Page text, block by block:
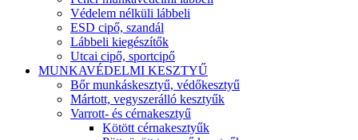
Védelem nélküli lábbeli
ESD cipő, szandál
Lábbeli kiegészítők
Utcai cipő, sportcipő
MUNKAVÉDELMI KESZTYŰ
Bőr munkáskesztyű, védőkesztyű
Mártott, vegyszerálló kesztyűk
Varrott- és cérnakesztyű
Kötött cérnakesztyűk